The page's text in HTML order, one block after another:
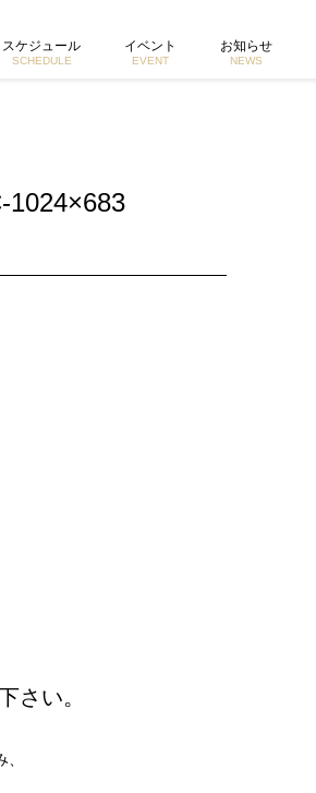
スケジュール
SCHEDULE
イベント
EVENT
お知らせ
NEWS
1024×683
さい。